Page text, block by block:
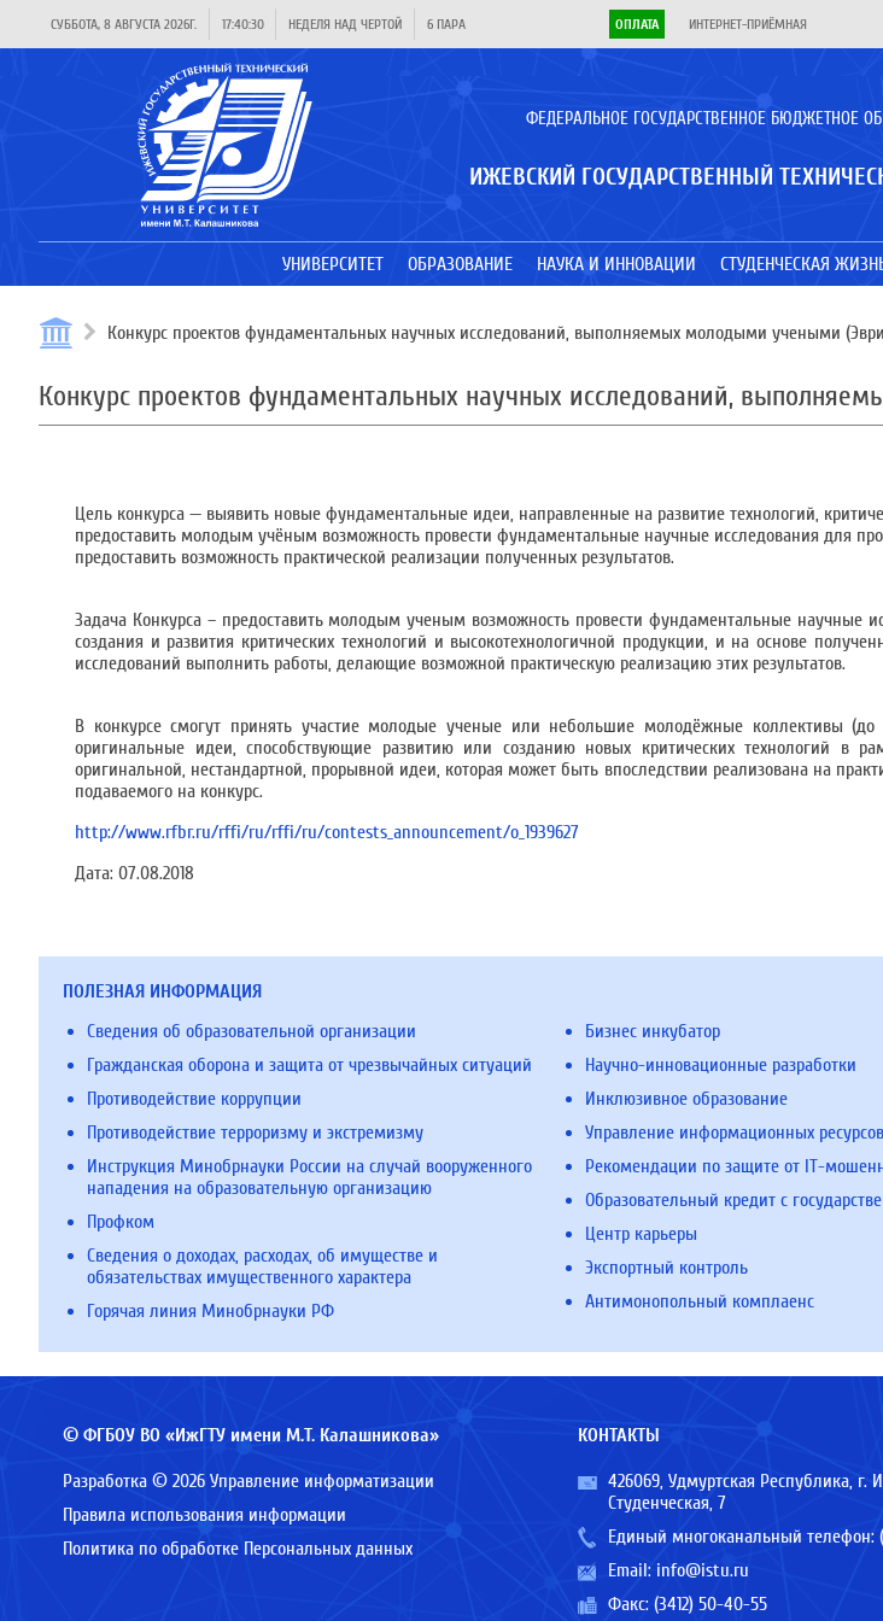
СУББОТА, 8 АВГУСТА 2026Г. 17:40:30 НЕДЕЛЯ НАД ЧЕРТОЙ 6 ПАРА ОПЛАТА ИНТЕРНЕТ-ПРИЁМНАЯ
ФЕДЕРАЛЬНОЕ ГОСУДАРСТВЕННОЕ БЮДЖЕТНОЕ
ИЖЕВСКИЙ ГОСУДАРСТВЕННЫЙ
УНИВЕРСИТЕТ ОБРАЗОВАНИЕ НАУКА И ИННОВАЦИИ СТУДЕНЧЕСКАЯ
Конкурс проектов фундаментальных научных исследований, выполняемых молодыми учеными
Конкурс проектов фундаментальных научных исследований,
Цель конкурса — выявить новые фундаментальные идеи, направленные на развитие технологий,
предоставить молодым учёным возможность провести фундаментальные научные исследования для
предоставить возможность практической реализации полученных результатов.
Задача Конкурса – предоставить молодым ученым возможность провести фундаментальные научные
создания и развития критических технологий и высокотехнологичной продукции, и на основе
исследований выполнить работы, делающие возможной практическую реализацию этих результатов.
В конкурсе смогут принять участие молодые ученые или небольшие молодёжные коллективы (до
оригинальные идеи, способствующие развитию или созданию новых критических технологий в
оригинальной, нестандартной, прорывной идеи, которая может быть впоследствии реализована на
подаваемого на конкурс.
http://www.rfbr.ru/rffi/ru/rffi/ru/contests_announcement/o_1939627
Дата: 07.08.2018
ПОЛЕЗНАЯ ИНФОРМАЦИЯ
Сведения об образовательной организации
Гражданская оборона и защита от чрезвычайных ситуаций
Противодействие коррупции
Противодействие терроризму и экстремизму
Инструкция Минобрнауки России на случай вооруженного
нападения на образовательную организацию
Профком
Сведения о доходах, расходах, об имуществе и
обязательствах имущественного характера
Горячая линия Минобрнауки РФ
Бизнес инкубатор
Научно-инновационные разработки
Инклюзивное образование
Управление информационных ресурсов
Рекомендации по защите от IT-
Образовательный кредит с
Центр карьеры
Экспортный контроль
Антимонопольный комплаенс
© ФГБОУ ВО «ИжГТУ имени М.Т. Калашникова»
Разработка © 2026 Управление информатизации
Правила использования информации
Политика по обработке Персональных данных
КОНТАКТЫ
426069, Удмуртская Республика, г.
Студенческая, 7
Единый многоканальный телефон:
Email: info@istu.ru
Факс: (3412) 50-40-55